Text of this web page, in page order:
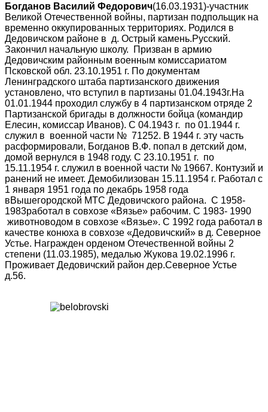
Богданов Василий Федорович(16.03.1931)-участник
Великой Отечественной войны, партизан подпольщик на
временно оккупированных территориях. Родился в
Дедовичском районе в д. Острый камень.Русский.
Закончил начальную школу. Призван в армию
Дедовичским районным военным комиссариатом
Псковской обл. 23.10.1951 г. По документам
Ленинградского штаба партизанского движения
установлено, что вступил в партизаны 01.04.1943г.На
01.01.1944 проходил службу в 4 партизанском отряде 2
Партизанской бригады в должности бойца (командир
Елесин, комиссар Иванов). С 04.1943 г. по 01.1944 г.
служил в военной части № 71252. В 1944 г. эту часть
расформировали, Богданов В.Ф. попал в детский дом,
домой вернулся в 1948 году. С 23.10.1951 г. по
15.11.1954 г. служил в военной части № 19667. Контузий и
ранений не имеет. Демобилизован 15.11.1954 г. Работал с
1 января 1951 года по декабрь 1958 года
вВышегородской МТС Дедовичского района. С 1958-
1983работал в совхозе «Вязье» рабочим. С 1983- 1990
животноводом в совхозе «Вязье». С 1992 года работал в
качестве конюха в совхозе «Дедовичский» в д. Северное
Устье. Награжден орденом Отечественной войны 2
степени (11.03.1985), медалью Жукова 19.02.1996 г.
Проживает Дедовичский район дер.Северное Устье
д.56.